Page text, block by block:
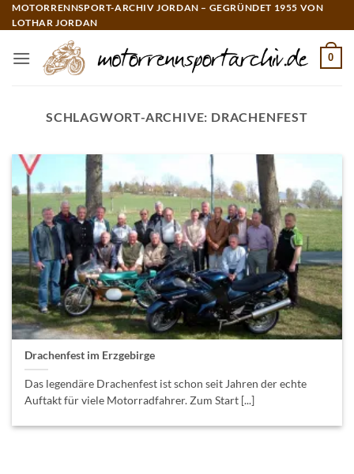
Zum
Inhalt
MOTORRENNSPORT-ARCHIV JORDAN – GEGRÜNDET 1955 VON
LOTHAR JORDAN
0
SCHLAGWORT-ARCHIVE: DRACHENFEST
Drachenfest im Erzgebirge
Das legendäre Drachenfest ist schon seit Jahren der echte
Auftakt für viele Motorradfahrer. Zum Start [...]